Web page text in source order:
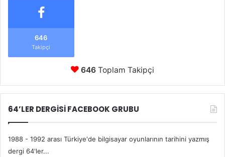
646
Takipçi
646 Toplam Takipçi
64’LER DERGİSİ FACEBOOK GRUBU
1988 - 1992 arası Türkiye'de bilgisayar oyunlarının tarihini yazmış
dergi 64'ler...